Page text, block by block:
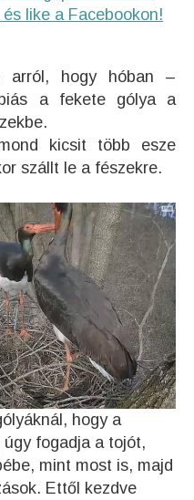
like a Facebookon!
arról, hogy hóban –
a fekete gólya a
kicsit több esze
szállt le a fészekre.
hogy a
fogadja a tojót,
mint most is, majd
Ettől kezdve